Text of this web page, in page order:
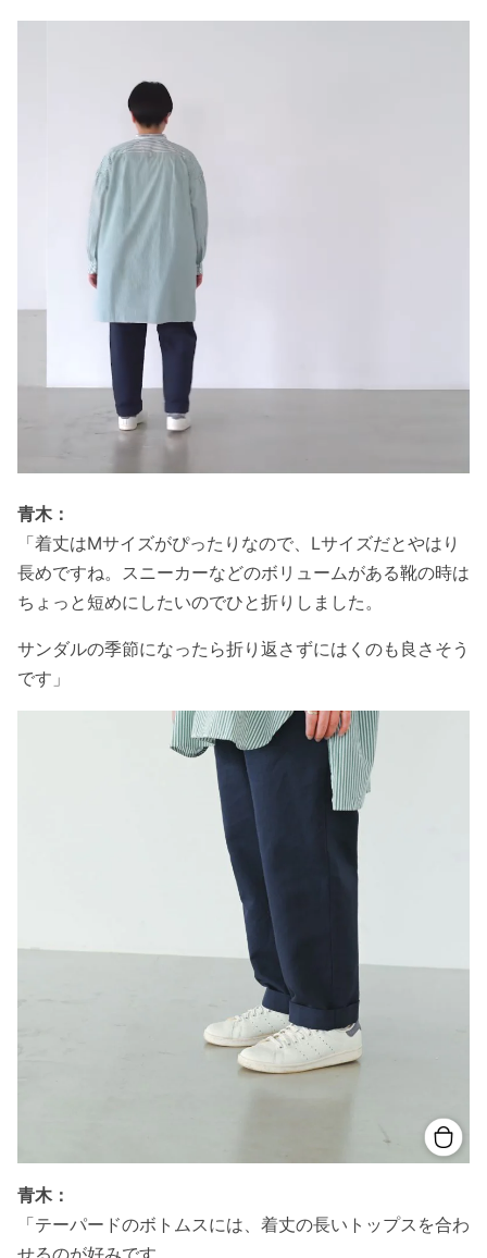
青木：
「着丈はMサイズがぴったりなので、Lサイズだとやはり
長めですね。スニーカーなどのボリュームがある靴の時は
ちょっと短めにしたいのでひと折りしました。
サンダルの季節になったら折り返さずにはくのも良さそう
です」
青木：
「テーパードのボトムスには、着丈の長いトップスを合わ
せるのが好みです。